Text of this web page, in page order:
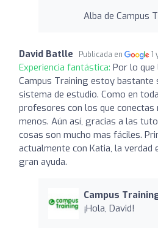
Alba de Campus
David Batlle Publicada en 1
Experiencia fantástica: Por lo que
Campus Training estoy bastante
sistema de estudio. Como en
profesores con los que
menos. Aún así, gracias a las
cosas son mucho mas fáciles.
actualmente con Katia, la verdad
gran ayuda.
Campus
¡Hola, David!